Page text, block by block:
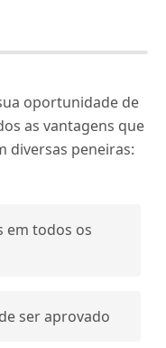
oportunidade de
as vantagens que
diversas peneiras:
em todos os
ser aprovado